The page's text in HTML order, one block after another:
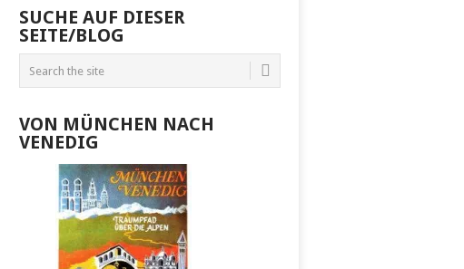
SUCHE AUF DIESER
SEITE/BLOG
VON MÜNCHEN NACH
VENEDIG